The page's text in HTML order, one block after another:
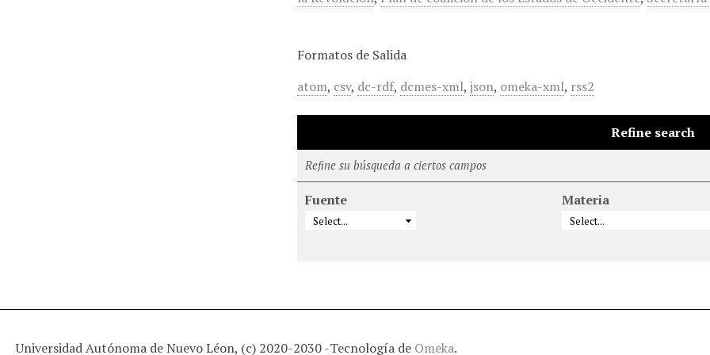
Formatos de Salida
atom, csv, dc-rdf, dcmes-xml,json, omeka-xml, rss2
Refine search
Refine su búsqueda a ciertos campos
Fuente Materia
Universidad Autónoma de Nuevo Léon, (c) 2020-2030 -Tecnología de Omeka.